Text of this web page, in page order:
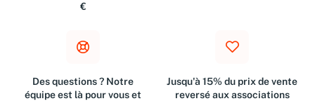
€
Des questions ? Notre
équipe est là pour vous et
Jusqu'à 15% du prix de vente
reversé aux associations